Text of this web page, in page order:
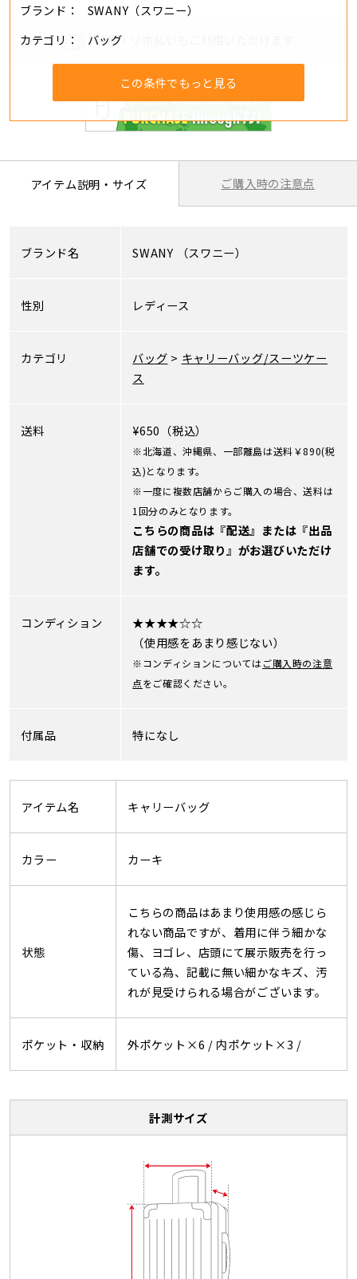
ブランド
SWANY（スワニー）
カテゴリ
バッグ
この条件でもっと見る
分割・リボ払いもご利用いただけます
アイテム説明・サイズ ご購入時の注意点
ブランド名 SWANY （スワニー）
性別 レディース
カテゴリ バッグ > キャリーバッグ/スーツケー
ス
送料 ¥650（税込）
※北海道、沖縄県、一部離島は送料￥890(税
込)となります。
※一度に複数店舗からご購入の場合、送料は
1回分のみとなります。
こちらの商品は『配送』または『出品
店舗での受け取り』がお選びいただけ
ます。
コンディション
★★★★☆☆
（使用感をあまり感じない）
※コンディションについてはご購入時の注意
点をご確認ください。
付属品 特になし
アイテム名 キャリーバッグ
カラー カーキ
状態
こちらの商品はあまり使用感の感じら
れない商品ですが、着用に伴う細かな
傷、ヨゴレ、店頭にて展示販売を行っ
ている為、記載に無い細かなキズ、汚
れが見受けられる場合がございます。
ポケット・収納 外ポケット×6 / 内ポケット×3 /
計測サイズ